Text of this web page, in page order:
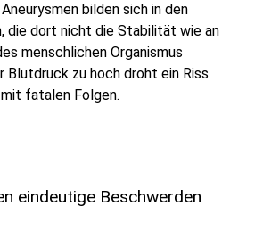
bilden sich in den
die dort nicht die Stabilität wie an
menschlichen Organismus
Blutdruck zu hoch droht ein Riss
fatalen Folgen.
eindeutige Beschwerden